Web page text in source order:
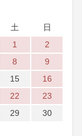
土
日
1
2
8
9
15
16
22
23
29
30